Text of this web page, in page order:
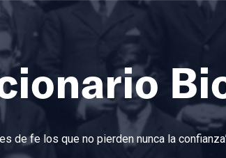
de fe los que no pierden nunca la